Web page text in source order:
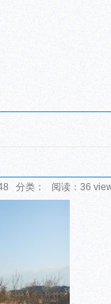
分类： 阅读：36